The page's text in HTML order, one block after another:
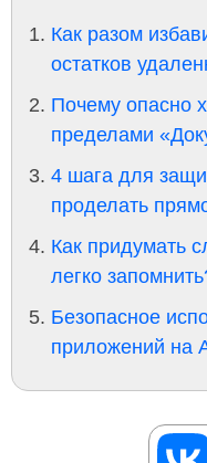
Как разом
остатков
Почему опасно
пределами
4 шага для
проделать
Как придумать
легко
Безопасное
приложений на